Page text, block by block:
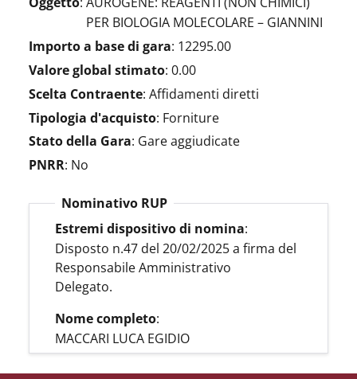
PER BIOLOGIA MOLECOLARE – GIANNINI
Importo a base di gara: 12295.00
Valore global stimato: 0.00
Scelta Contraente: Affidamenti diretti
Tipologia d'acquisto: Forniture
Stato della Gara: Gare aggiudicate
PNRR: No
Nominativo RUP
Estremi dispositivo di nomina:
Disposto n.47 del 20/02/2025 a firma del
Responsabile Amministrativo
Delegato.
Nome completo:
MACCARI LUCA EGIDIO